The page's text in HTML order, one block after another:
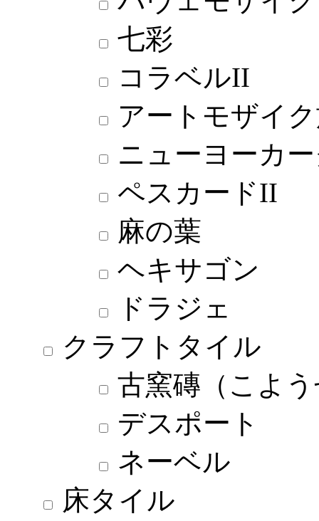
七彩
コラベルII
アートモザイ
ニューヨーカ
ペスカードII
麻の葉
ヘキサゴン
ドラジェ
クラフトタイル
古窯磚（こよ
デスポート
ネーベル
床タイル